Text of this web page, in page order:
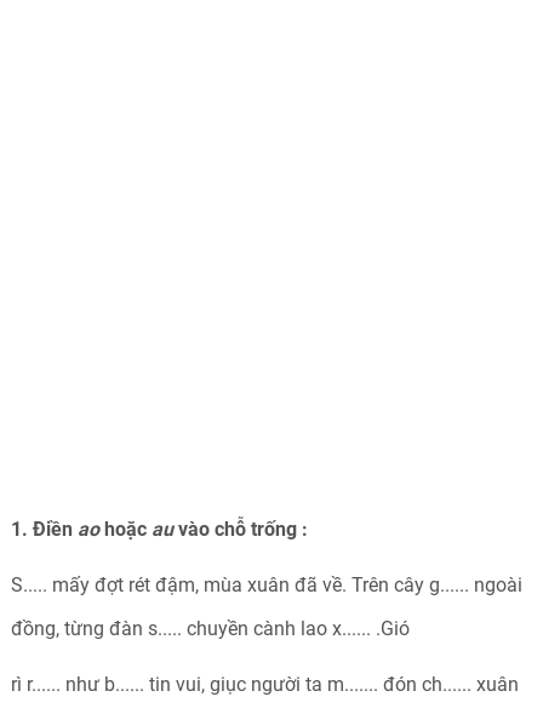
1. Điền aohoặc auvào chỗ trống :
S..... mấy đợt rét đậm, mùa xuân đã về. Trên cây g...... ngoài
đồng, từng đàn s..... chuyền cành lao x...... .Gió
rì r...... như b...... tin vui, giục người ta m....... đón ch...... xuân